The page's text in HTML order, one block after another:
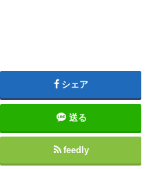
シェア
送る
feedly